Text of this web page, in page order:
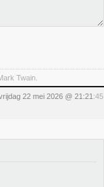
Twain.
22 mei 2026 @ 21:21 :45